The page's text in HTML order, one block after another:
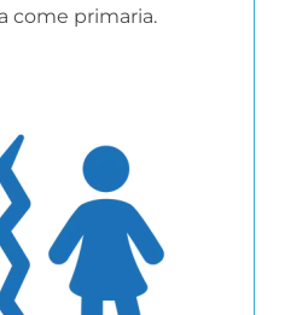
come primaria.